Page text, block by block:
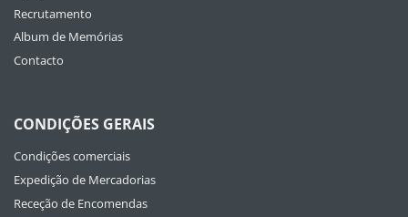
Recrutamento
Album de Memórias
Contacto
CONDIÇÕES GERAIS
Condições comerciais
Expedição de Mercadorias
Receção de Encomendas